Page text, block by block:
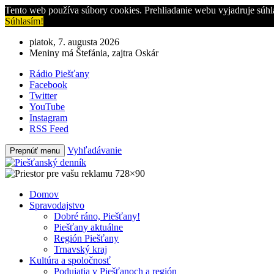
Tento web používa súbory cookies. Prehliadanie webu vyjadruje
Súhlasím!
piatok, 7. augusta 2026
Meniny má Štefánia, zajtra Oskár
Rádio Piešťany
Facebook
Twitter
YouTube
Instagram
RSS Feed
Prepnúť menu Vyhľadávanie
Domov
Spravodajstvo
Dobré ráno, Piešťany!
Piešťany aktuálne
Región Piešťany
Trnavský kraj
Kultúra a spoločnosť
Podujatia v Piešťanoch a región